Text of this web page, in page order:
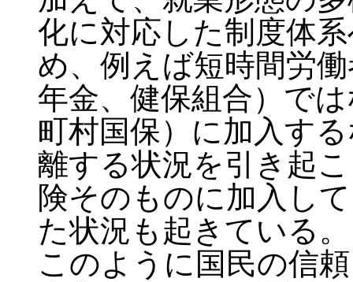
化に対応した制度体
め、例えば短時間労
年金、健保組合）で
町村国保）に加入す
離する状況を引き起
険そのものに加入し
た状況も起きている。
このように国民の信